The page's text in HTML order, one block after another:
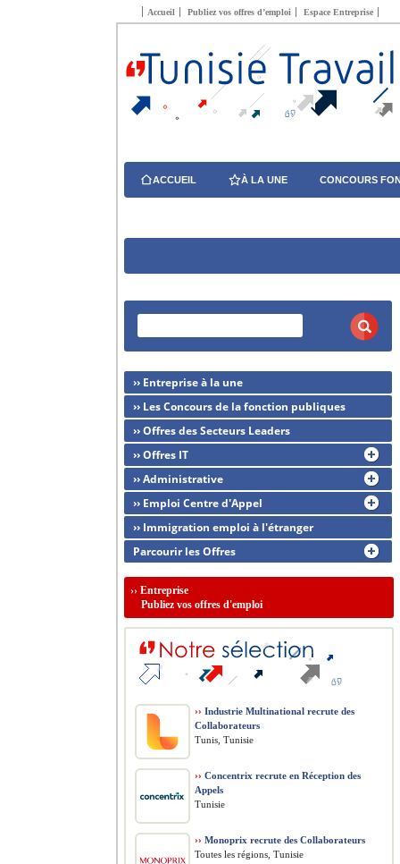
Accueil Publiez vos offres d’emploi Espace Entreprise
ACCUEIL À LA UNE CONCOURS
›› Entreprise à la une
›› Les Concours de la fonction publiques
›› Offres des Secteurs Leaders
›› Offres IT
›› Administrative
›› Emploi Centre d'Appel
›› Immigration emploi à l'étranger
Parcourir les Offres
›› Entreprise
Publiez vos offres d'emploi
›› Industrie Multinational recrute des
Collaborateurs
Tunis, Tunisie
›› Concentrix recrute en Réception des
Appels
Tunisie
›› Monoprix recrute des Collaborateurs
Toutes les régions, Tunisie